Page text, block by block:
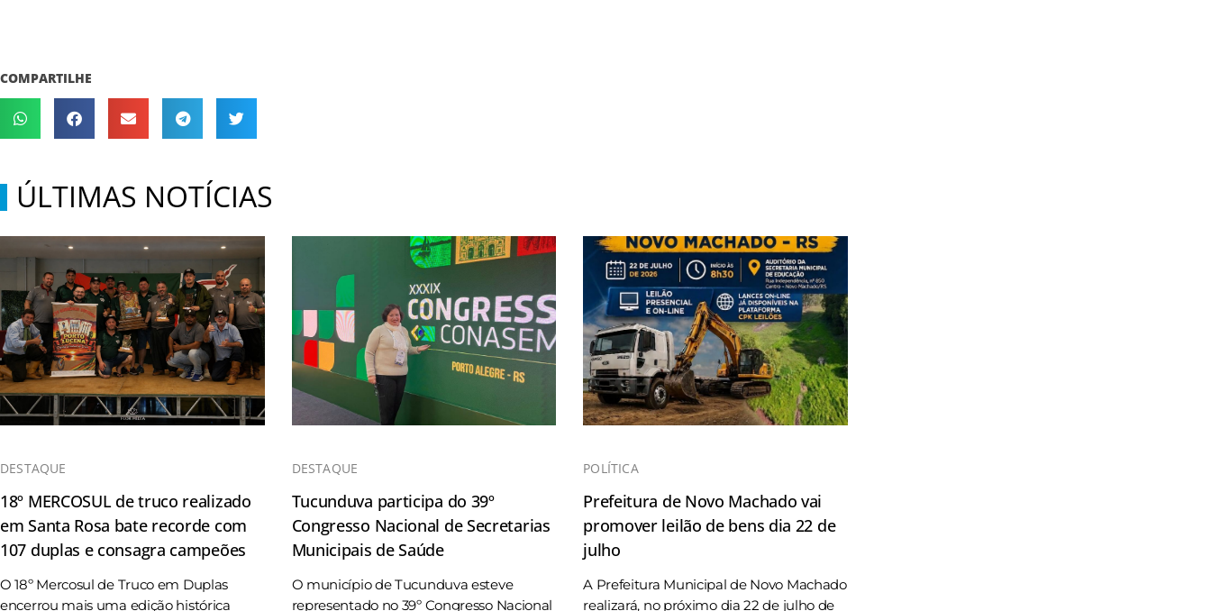
COMPARTILHE
ÚLTIMAS NOTÍCIAS
DESTAQUE
18º MERCOSUL de truco realizado
em Santa Rosa bate recorde com
107 duplas e consagra campeões
O 18º Mercosul de Truco em Duplas
encerrou mais uma edição histórica
DESTAQUE
Tucunduva participa do 39º
Congresso Nacional de Secretarias
Municipais de Saúde
O município de Tucunduva esteve
representado no 39º Congresso Nacional
POLÍTICA
Prefeitura de Novo Machado vai
promover leilão de bens dia 22 de
julho
A Prefeitura Municipal de Novo Machado
realizará, no próximo dia 22 de julho de